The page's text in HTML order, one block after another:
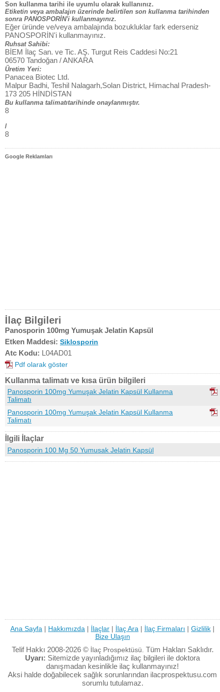
Son kullanma tarihi ile uyumlu olarak kullanınız.
Etiketin veya ambalajın üzerinde belirtilen son kullanma tarihinden
sonra PANOSPORİN'i kullanmayınız.
Eğer üründe ve/veya ambalajında bozukluklar fark ederseniz
PANOSPORİN'i kullanmayınız.
Ruhsat Sahibi:
BİEM İlaç San. ve Tic. AŞ. Turgut Reis Caddesi No:21
06570 Tandoğan / ANKARA
Üretim Yeri:
Panacea Biotec Ltd.
Malpur Badhi, Teshil Nalagarh,Solan District, Himachal Pradesh-
173 205 HİNDİSTAN
Bu kullanma talimatıtarihinde onaylanmıştır.
8
/
8
Google Reklamları
İlaç Bilgileri
Panosporin 100mg Yumuşak Jelatin Kapsül
Etken Maddesi: Siklosporin
Atc Kodu: L04AD01
Pdf olarak göster
Kullanma talimatı ve kısa ürün bilgileri
Panosporin 100mg Yumuşak Jelatin Kapsül Kullanma
Talimatı
Panosporin 100mg Yumuşak Jelatin Kapsül Kullanma
Talimatı
İlgili İlaçlar
Panosporin 100 Mg 50 Yumusak Jelatin Kapsül
Ana Sayfa | Hakkımızda | İlaçlar | İlaç Ara | İlaç Firmaları | Gizlilik |
Bize Ulaşın
Telif Hakkı 2008-2026 © İlaç Prospektüsü. Tüm Hakları Saklıdır.
Uyarı: Sitemizde yayınladığımız ilaç bilgileri ile doktora
danışmadan kesinlikle ilaç kullanmayınız!
Aksi halde doğabilecek sağlık sorunlarından ilacprospektusu.com
sorumlu tutulamaz.